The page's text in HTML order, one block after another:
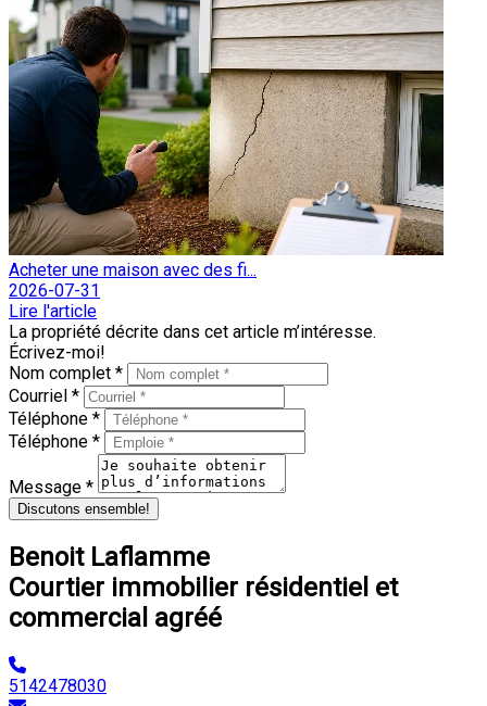
Acheter une maison avec des fi...
2026-07-31
Lire l'article
La propriété décrite dans cet article m’intéresse.
Écrivez-moi!
Nom complet *
Courriel *
Téléphone *
Téléphone *
Message *
Discutons ensemble!
Benoit Laflamme
Courtier immobilier résidentiel et
commercial agréé
5142478030